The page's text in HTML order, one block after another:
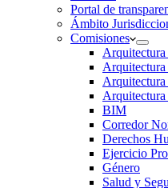
Portal de
Ámbito
Comisiones
Arquitectura
Arquitectura
Arquitectura
BIM
Corredor
Derechos
Ejercicio
Género
Salud y